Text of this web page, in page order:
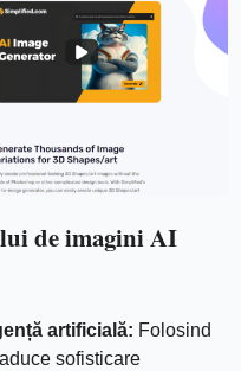
de imagini AI
artificială: Folosind
sofisticare